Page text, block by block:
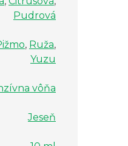
Pudrová
, Ruža,
Yuzu
vôňa
Jeseň